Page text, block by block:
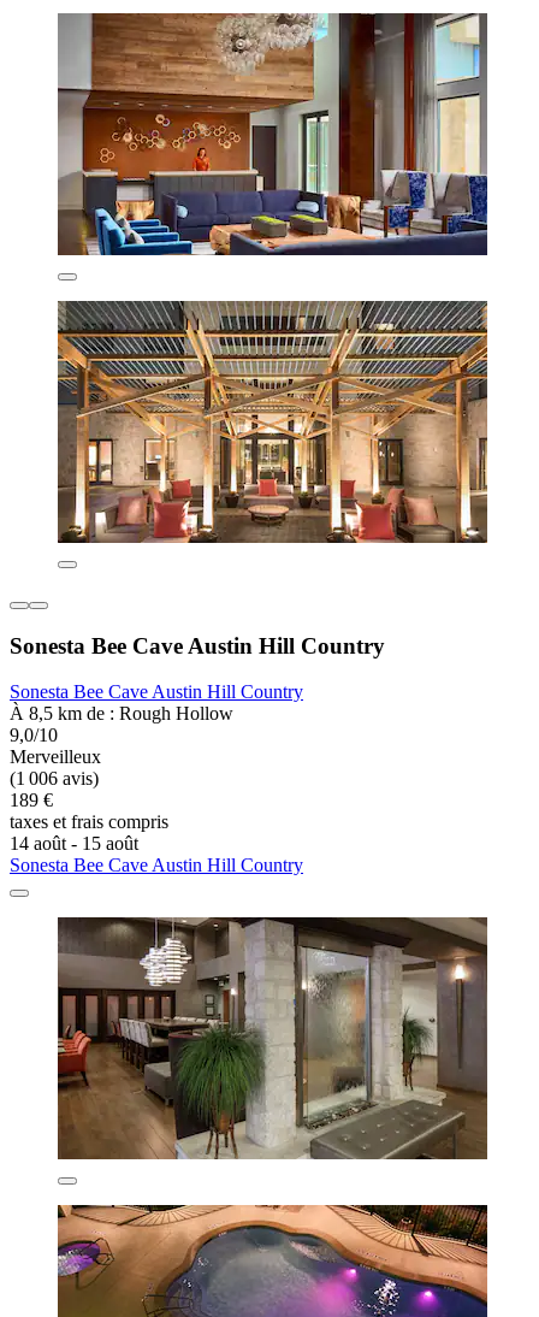
Sonesta Bee Cave Austin Hill Country
Sonesta Bee Cave Austin Hill Country
À 8,5 km de : Rough Hollow
9,0/10
Merveilleux
(1 006 avis)
189 €
taxes et frais compris
14 août - 15 août
Sonesta Bee Cave Austin Hill Country